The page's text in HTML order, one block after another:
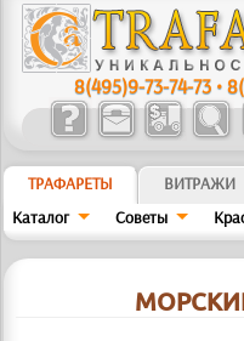
8(495)9-73-74-73 •
ТРАФАРЕТЫ ВИТРАЖИ
Каталог
Советы